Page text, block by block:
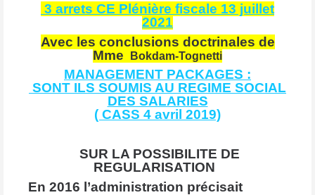
3 arrets CE Plénière fiscale 13 juillet
2021
Avec les conclusions doctrinales de
Mme
Bokdam-Tognetti
MANAGEMENT PACKAGES :
SONT ILS SOUMIS AU REGIME SOCIAL
DES SALARIES
( CASS 4 avril 2019)
SUR LA POSSIBILITE DE
REGULARISATION
En 2016 l’administration précisait